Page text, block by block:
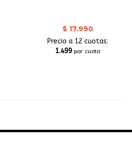
$ 17.990
Precio a 12 cuotas:
1.499 por cuota